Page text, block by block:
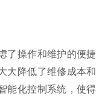
了操作和维护的便捷
大降低了维修成本和
能化控制系统，使得